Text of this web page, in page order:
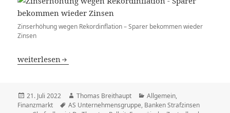
Zinserhöhung wegen Rekordinflation – Sparer bekommen wieder
Zinsen
Zinserhöhung wegen Rekordinflation – Sparer
weiterlesen
Veröffentlicht
am
21. Juli 2022 Autor
Thomas Breithaupt Kategorien
Allgemein,
Finanzmarkt
Schlagwörter
AS Unternehmensgruppe, Banken Strafzinsen